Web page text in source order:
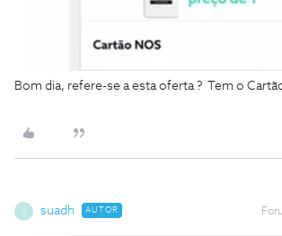
Bom dia, refere-se a esta oferta ? Tem o
S suadh AUTOR